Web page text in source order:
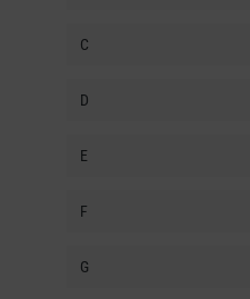
C
D
E
F
G